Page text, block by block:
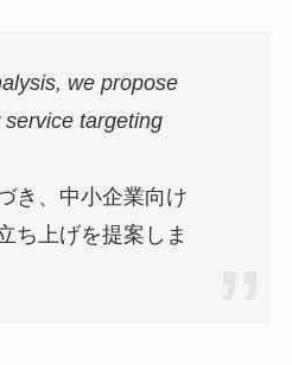
we propose
targeting
き、中小企業向け
ち上げを提案しま